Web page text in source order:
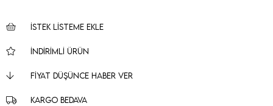
İSTEK LISTEME EKLE
İNDIRIMLI ÜRÜN
FIYAT DÜŞÜNCE HABER VER
KARGO BEDAVA